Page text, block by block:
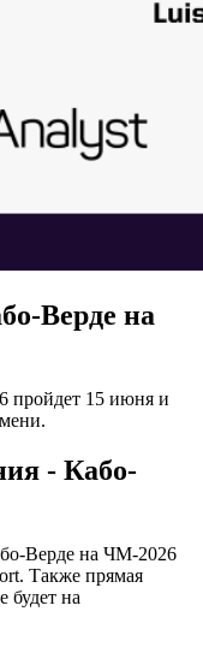
Верде на
пройдет 15 июня и
- Кабо-
Верде на ЧМ-2026
Также прямая
будет на